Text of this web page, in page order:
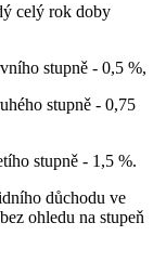
celý rok doby
stupně - 0,5 %,
stupně - 0,75
stupně - 1,5 %.
důchodu ve
ohledu na stupeň